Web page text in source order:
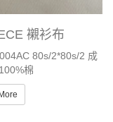
襯衫布
80s/2*80s/2 成
棉